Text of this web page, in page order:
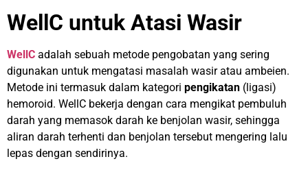
WellC untuk Atasi Wasir
WellC adalah sebuah metode pengobatan yang sering
digunakan untuk mengatasi masalah wasir atau ambeien.
Metode ini termasuk dalam kategori pengikatan (ligasi)
hemoroid. WellC bekerja dengan cara mengikat pembuluh
darah yang memasok darah ke benjolan wasir, sehingga
aliran darah terhenti dan benjolan tersebut mengering lalu
lepas dengan sendirinya.